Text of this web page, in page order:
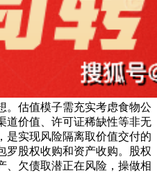
。估值模子需充实考虑食物公
道价值、许可证稀缺性等非无
是实现风险隔离取价值交付的
罗股权收购和资产收购。股权
、欠债取潜正在风险，操做相